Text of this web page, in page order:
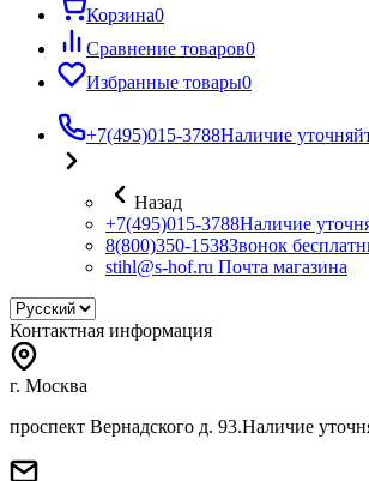
Корзина0
Сравнение товаров0
Избранные товары0
+7(495)015-3788Наличие
Назад
+7(495)015-3788Наличие
8(800)350-1538Звонок
stihl@s-hof.ru Почта магазина
Контактная информация
г. Москва
проспект Вернадского д. 93.Наличие